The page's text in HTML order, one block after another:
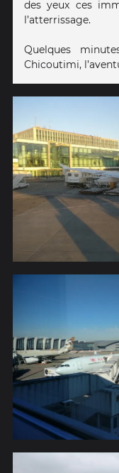
des yeux ces
l’atterrissage.
Quelques
Chicoutimi,